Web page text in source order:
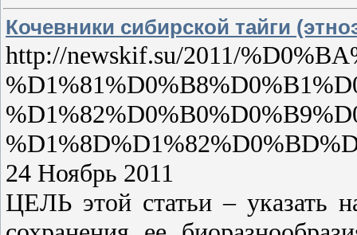
Кочевники сибирской тайги
http://newskif.su/2011/
24 Ноябрь 2011
ЦЕЛЬ этой статьи – указать